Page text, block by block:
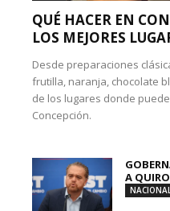
QUÉ HACER EN
LOS MEJORES
Desde preparaciones
frutilla, naranja, chocolate
de los lugares donde
Concepción.
A